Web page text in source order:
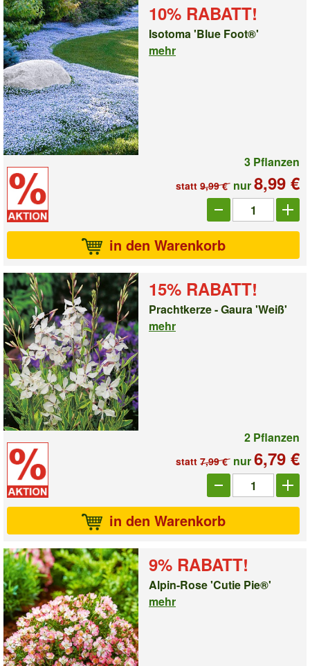
10% RABATT!
Isotoma 'Blue Foot®'
mehr
3 Pflanzen
statt 9,99 € nur8,99 €
Anzahl_1003561
in den Warenkorb
15% RABATT!
Prachtkerze - Gaura 'Weiß'
mehr
2 Pflanzen
statt 7,99 € nur6,79 €
Anzahl_1009651
in den Warenkorb
9% RABATT!
Alpin-Rose 'Cutie Pie®'
mehr